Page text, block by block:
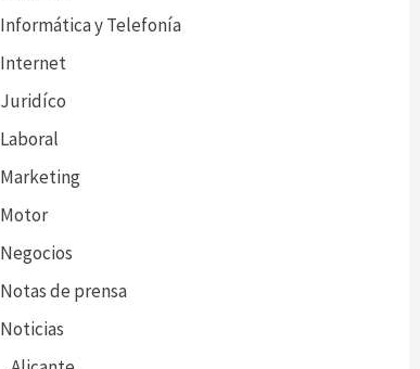
Informática y Telefonía
Internet
Juridíco
Laboral
Marketing
Motor
Negocios
Notas de prensa
Noticias